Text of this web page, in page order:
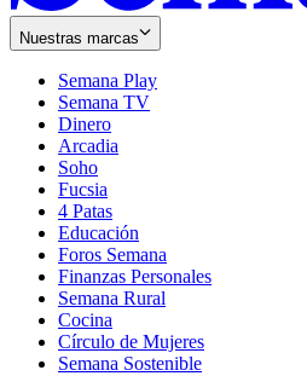
Nuestras marcas
Semana Play
Semana TV
Dinero
Arcadia
Soho
in
new
window
Fucsia
in
new
window
4 Patas
Educación
Foros Semana
Finanzas Personales
Semana Rural
Cocina
Círculo de Mujeres
Semana Sostenible